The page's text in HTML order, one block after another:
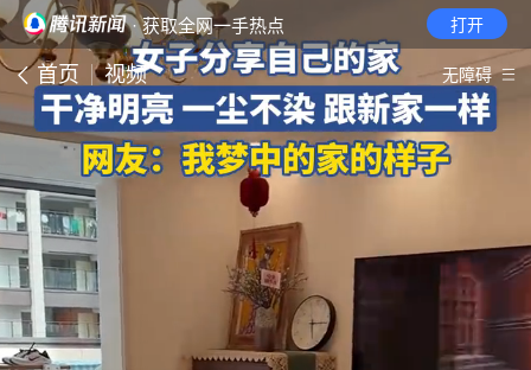
· 获取全网一手热点 打开
首页 视频 无障碍